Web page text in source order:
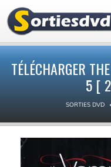
TÉLÉCHARGER
5 [
SORTIES DVD